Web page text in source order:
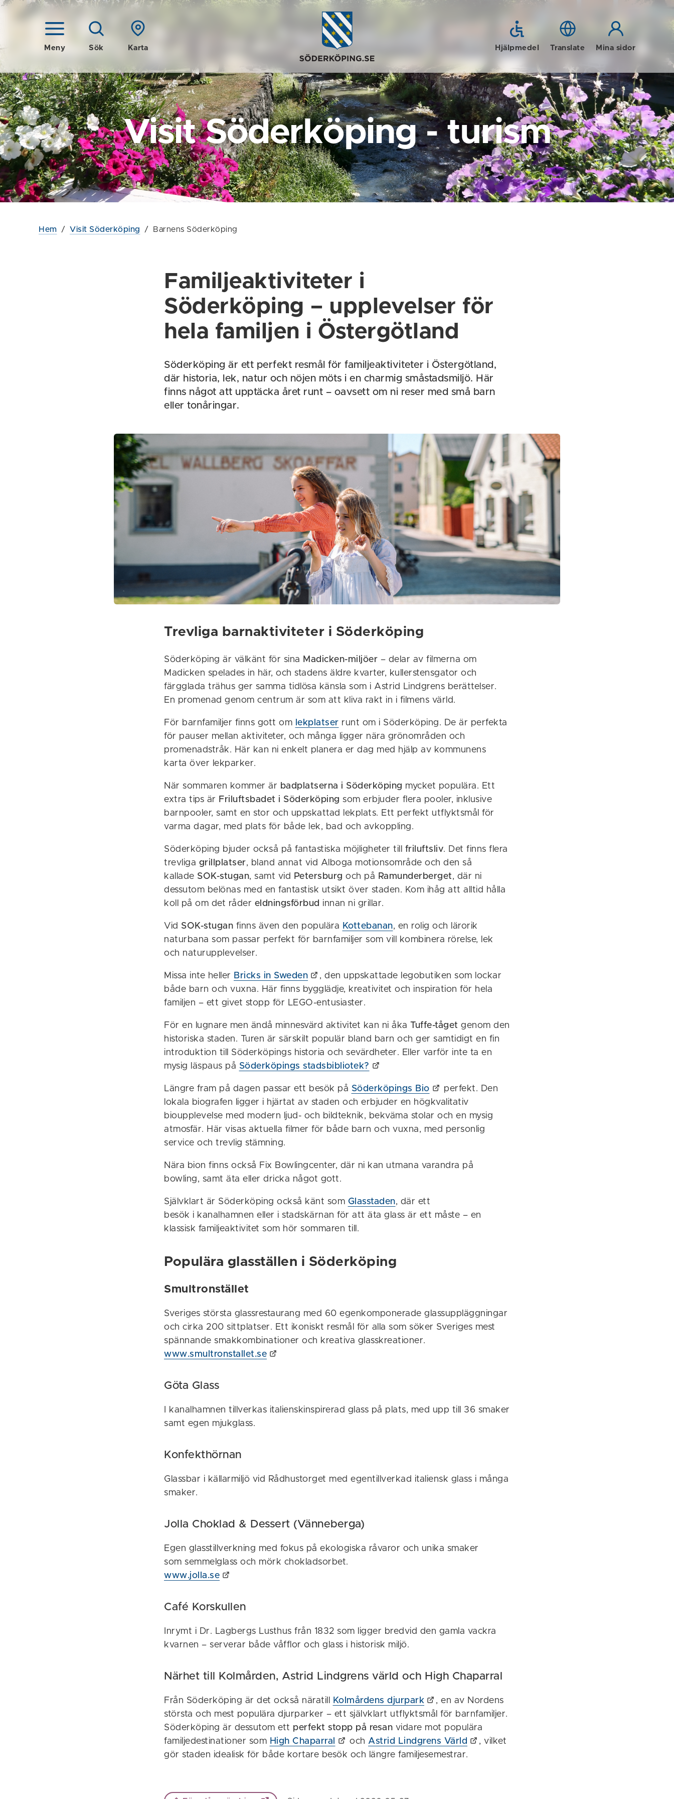
Meny Sök Karta Hjälpmedel Translate Mina sidor
Visit Söderköping - turism
Hem / Visit Söderköping / Barnens Söderköping
Familjeaktiviteter i
Söderköping – upplevelser för
hela familjen i Östergötland
Söderköping är ett perfekt resmål för familjeaktiviteter i Östergötland,
där historia, lek, natur och nöjen möts i en charmig småstadsmiljö. Här
finns något att upptäcka året runt – oavsett om ni reser med små barn
eller tonåringar.
Trevliga barnaktiviteter i Söderköping
Söderköping är välkänt för sina Madicken-miljöer – delar av filmerna om
Madicken spelades in här, och stadens äldre kvarter, kullerstensgator och
färgglada trähus ger samma tidlösa känsla som i Astrid Lindgrens berättelser.
En promenad genom centrum är som att kliva rakt in i filmens värld.
För barnfamiljer finns gott om lekplatser runt om i Söderköping. De är perfekta
för pauser mellan aktiviteter, och många ligger nära grönområden och
promenadstråk. Här kan ni enkelt planera er dag med hjälp av kommunens
karta över lekparker.
När sommaren kommer är badplatserna i Söderköping mycket populära. Ett
extra tips är Friluftsbadet i Söderköping som erbjuder flera pooler, inklusive
barnpooler, samt en stor och uppskattad lekplats. Ett perfekt utflyktsmål för
varma dagar, med plats för både lek, bad och avkoppling.
Söderköping bjuder också på fantastiska möjligheter till friluftsliv. Det finns flera
trevliga grillplatser, bland annat vid Alboga motionsområde och den så
kallade SOK-stugan, samt vid Petersburg och på Ramunderberget, där ni
dessutom belönas med en fantastisk utsikt över staden. Kom ihåg att alltid hålla
koll på om det råder eldningsförbud innan ni grillar.
Vid SOK-stugan finns även den populära Kottebanan, en rolig och lärorik
naturbana som passar perfekt för barnfamiljer som vill kombinera rörelse, lek
och naturupplevelser.
Missa inte heller Bricks in Sweden
, den uppskattade legobutiken som lockar
både barn och vuxna. Här finns bygglädje, kreativitet och inspiration för hela
familjen – ett givet stopp för LEGO-entusiaster.
För en lugnare men ändå minnesvärd aktivitet kan ni åka Tuffe-tåget genom den
historiska staden. Turen är särskilt populär bland barn och ger samtidigt en fin
introduktion till Söderköpings historia och sevärdheter. Eller varför inte ta en
mysig läspaus på Söderköpings stadsbibliotek?
Längre fram på dagen passar ett besök på Söderköpings Bio
perfekt. Den
lokala biografen ligger i hjärtat av staden och erbjuder en högkvalitativ
bioupplevelse med modern ljud- och bildteknik, bekväma stolar och en mysig
atmosfär. Här visas aktuella filmer för både barn och vuxna, med personlig
service och trevlig stämning.
Nära bion finns också Fix Bowlingcenter, där ni kan utmana varandra på
bowling, samt äta eller dricka något gott.
Självklart är Söderköping också känt som Glasstaden, där ett
besök i kanalhamnen eller i stadskärnan för att äta glass är ett måste – en
klassisk familjeaktivitet som hör sommaren till.
Populära glasställen i Söderköping
Smultronstället
Sveriges största glassrestaurang med 60 egenkomponerade glassuppläggningar
och cirka 200 sittplatser. Ett ikoniskt resmål för alla som söker Sveriges mest
spännande smakkombinationer och kreativa glasskreationer.
www.smultronstallet.se
Göta Glass
I kanalhamnen tillverkas italienskinspirerad glass på plats, med upp till 36 smaker
samt egen mjukglass.
Konfekthörnan
Glassbar i källarmiljö vid Rådhustorget med egentillverkad italiensk glass i många
smaker.
Jolla Choklad & Dessert (Vänneberga)
Egen glasstillverkning med fokus på ekologiska råvaror och unika smaker
som semmelglass och mörk chokladsorbet.
www.jolla.se
Café Korskullen
Inrymt i Dr. Lagbergs Lusthus från 1832 som ligger bredvid den gamla vackra
kvarnen – serverar både våfflor och glass i historisk miljö.
Närhet till Kolmården, Astrid Lindgrens värld och High Chaparral
Från Söderköping är det också näratill Kolmårdens djurpark
, en av Nordens
största och mest populära djurparker – ett självklart utflyktsmål för barnfamiljer.
Söderköping är dessutom ett perfekt stopp på resan vidare mot populära
familjedestinationer som High Chaparral och Astrid Lindgrens Värld
, vilket
gör staden idealisk för både kortare besök och längre familjesemestrar.